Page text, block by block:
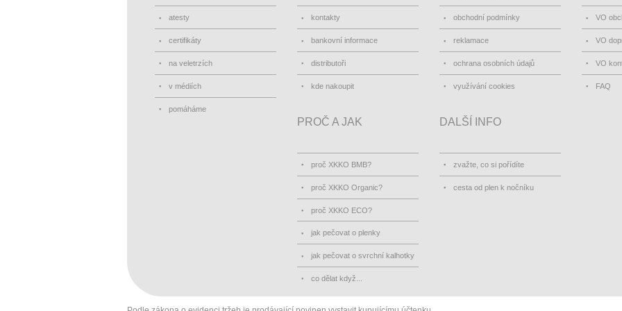
atesty
certifikáty
na veletrzích
v médiích
pomáháme
kontakty
bankovní informace
distributoři
kde nakoupit
obchodní podmínky
reklamace
ochrana osobních údajů
využívání cookies
VO
VO
VO
FAQ
PROČ A JAK
proč XKKO BMB?
proč XKKO Organic?
proč XKKO ECO?
jak pečovat o plenky
jak pečovat o svrchní kalhotky
co dělat když...
DALŠÍ INFO
zvažte, co si pořídíte
cesta od plen k nočníku